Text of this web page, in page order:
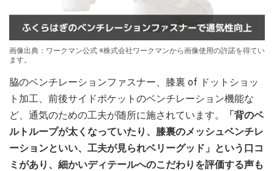
画像出典：ワークマン公式 ※株式会社ワークマンから画像使用の許諾を得てい
ます。
脇のベンチレーションファスナー、膝裏 of ドットショッ
ト加工、前後サイドポケットのベンチレーション機能な
ど、通気のための工夫が随所に施されています。
「背のベ
ルトループが太くなっていたり、膝裏のメッシュベンチレ
ーションといい、工夫が見られベリーグッド」という口コ
ミがあり、細かいディテールへのこだわりを評価する声も